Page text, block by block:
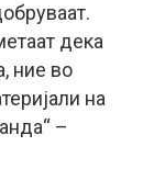
дека
ние во
на
–